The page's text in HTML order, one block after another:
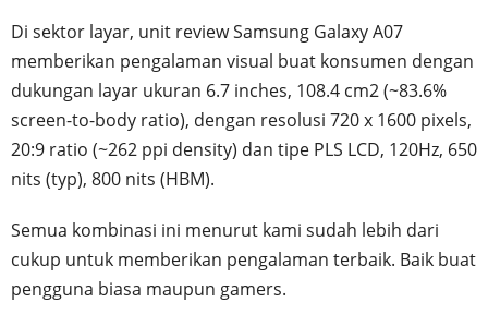
Di sektor layar, unit review Samsung Galaxy A07
memberikan pengalaman visual buat konsumen dengan
dukungan layar ukuran 6.7 inches, 108.4 cm2 (~83.6%
screen-to-body ratio), dengan resolusi 720 x 1600 pixels,
20:9 ratio (~262 ppi density) dan tipe PLS LCD, 120Hz, 650
nits (typ), 800 nits (HBM).
Semua kombinasi ini menurut kami sudah lebih dari
cukup untuk memberikan pengalaman terbaik. Baik buat
pengguna biasa maupun gamers.